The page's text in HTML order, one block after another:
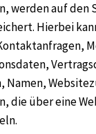
werden auf den
Hierbei
Namen,
die über eine